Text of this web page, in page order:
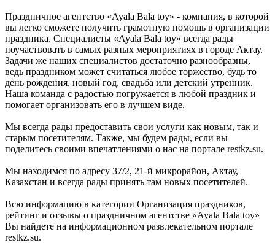
Праздничное агентство «Ayala Bala toy» - компания, в которой
вы легко сможете получить грамотную помощь в организации
праздника. Специалисты «Ayala Bala toy» всегда рады
поучаствовать в самых разных мероприятиях в городе Актау.
Задачи же наших специалистов достаточно разнообразны,
ведь праздником может считаться любое торжество, будь то
день рождения, новый год, свадьба или детский утренник.
Наша команда с радостью погружается в любой праздник и
помогает организовать его в лучшем виде.
Мы всегда рады предоставить свои услуги как новым, так и
старым посетителям. Также, мы будем рады, если вы
поделитесь своими впечатлениями о нас на портале restkz.su.
Мы находимся по адресу 37/2, 21-й микрорайон, Актау,
Казахстан и всегда рады принять там новых посетителей.
Всю информацию в категории Организация праздников,
рейтинг и отзывы о праздничном агентстве «Ayala Bala toy»
Вы найдете на информационном развлекательном портале
restkz.su.